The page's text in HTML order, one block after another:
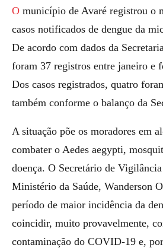
O município de Avaré registrou o maior número de
casos notificados de dengue da
De acordo com dados da
foram 37 registros entre janeiro e
Dos casos registrados, quatro
também conforme o balanço da
A situação põe os moradores em
combater o Aedes aegypti,
doença. O Secretário de
Ministério da Saúde, Wanderson
período de maior incidência da
coincidir, muito provavelmente,
contaminação do COVID-19 e,